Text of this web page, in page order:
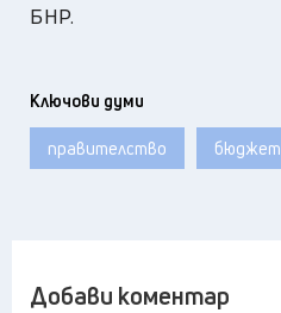
БНР.
Ключови думи
правителство бюджет
Добави коментар